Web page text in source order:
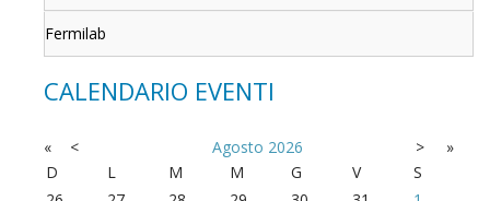
Fermilab
CALENDARIO EVENTI
« < Agosto 2026 >
»
D
L M M G V
S